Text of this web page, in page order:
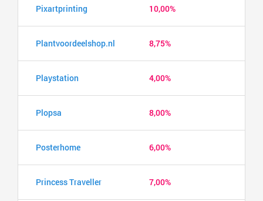
Pixartprinting 10,00%
Plantvoordeelshop.nl 8,75%
Playstation 4,00%
Plopsa 8,00%
Posterhome 6,00%
Princess Traveller 7,00%